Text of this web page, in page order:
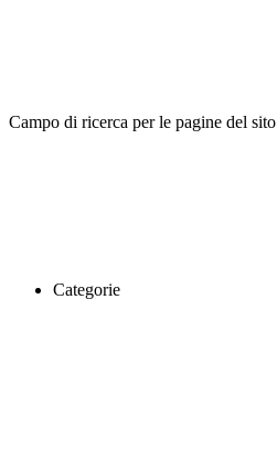
Campo di ricerca per le pagine del sito
Categorie